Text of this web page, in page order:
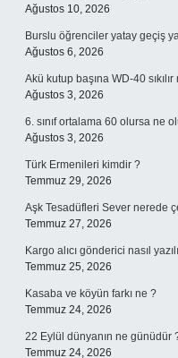
Ağustos 10, 2026
Burslu öğrenciler yatay geçiş
Ağustos 6, 2026
Akü kutup başına WD-40 sıkılır
Ağustos 3, 2026
6. sınıf ortalama 60 olursa ne
Ağustos 3, 2026
Türk Ermenileri kimdir ?
Temmuz 29, 2026
Aşk Tesadüfleri Sever nerede
Temmuz 27, 2026
Kargo alıcı gönderici nasıl
Temmuz 25, 2026
Kasaba ve köyün farkı ne ?
Temmuz 24, 2026
22 Eylül dünyanın ne günüdür
Temmuz 24, 2026